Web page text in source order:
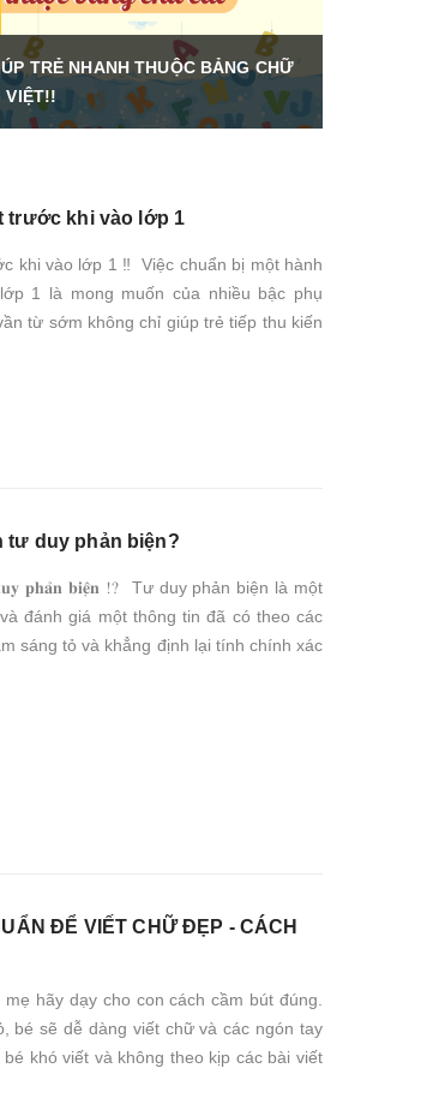
TRẺ NHANH THUỘC BẢNG CHỮ
VIỆT!!
trước khi vào lớp 1
khi vào lớp 1 ‼ Việc chuẩn bị một hành
1 là mong muốn của nhiều bậc phụ
từ sớm không chỉ giúp trẻ tiếp thu kiến
tư duy phản biện?
𝐝𝐮𝐲 𝐩𝐡𝐚̉𝐧 𝐛𝐢𝐞̣̂𝐧 ⁉ Tư duy phản biện là một
đánh giá một thông tin đã có theo các
sáng tỏ và khẳng định lại tính chính xác
ĐỂ VIẾT CHỮ ĐẸP - CÁCH
hãy dạy cho con cách cầm bút đúng.
bé sẽ dễ dàng viết chữ và các ngón tay
khó viết và không theo kịp các bài viết